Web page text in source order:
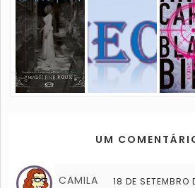
UM
CAMILA 18 DE